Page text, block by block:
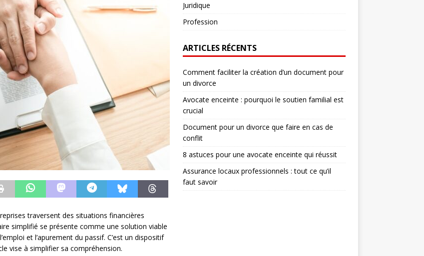
traversent des situations financières
simplifié se présente comme une solution viable
et l’apurement du passif. C’est un dispositif
vise à simplifier sa compréhension.
Juridique
Profession
ARTICLES RÉCENTS
Comment faciliter la création d’un document pour
un divorce
Avocate enceinte : pourquoi le soutien familial est
crucial
Document pour un divorce que faire en cas de
conflit
8 astuces pour une avocate enceinte qui réussit
Assurance locaux professionnels : tout ce qu’il
faut savoir